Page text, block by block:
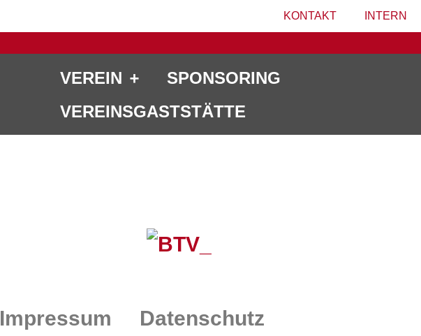
KONTAKT INTERN
VEREIN
SPONSORING
VEREINSGASTSTÄTTE
Impressum
Datenschutz